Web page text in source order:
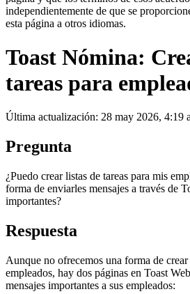
independientemente de que se
esta página a otros idiomas.
Toast Nómina:
tareas para
Última actualización: 28 may 2026, 4:19
Pregunta
¿Puedo crear listas de tareas para mis
forma de enviarles mensajes a través de
importantes?
Respuesta
Aunque no ofrecemos una forma de crear
empleados, hay dos páginas en Toast
mensajes importantes a sus empleados: